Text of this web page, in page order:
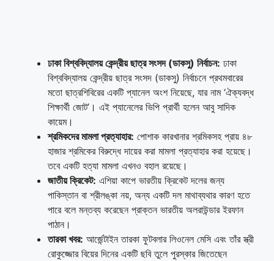
ঢাকা বিশ্ববিদ্যালয় কেন্দ্রীয় ছাত্র সংসদ (ডাকসু) নির্বাচন: ঢাকা
বিশ্ববিদ্যালয় কেন্দ্রীয় ছাত্র সংসদ (ডাকসু) নির্বাচনে প্রথমবারের
মতো ছাত্রশিবিরের একটি প্যানেল অংশ নিয়েছে, যার নাম ‘ঐক্যবদ্ধ
শিক্ষার্থী জোট’। এই প্যানেলের ভিপি প্রার্থী হলেন আবু সাদিক
কায়েম।
শ্রমিকদের মামলা প্রত্যাহার: পোশাক কারখানার শ্রমিকসহ প্রায় ৪৮
হাজার শ্রমিকের বিরুদ্ধে দায়ের করা মামলা প্রত্যাহার করা হয়েছে।
তবে একটি হত্যা মামলা এখনও বহাল রয়েছে।
জাতীয় ক্রিকেট: এশিয়া কাপে ভারতীয় ক্রিকেট দলের জন্য
পাকিস্তান বা শ্রীলঙ্কা নয়, অন্য একটি দল মাথাব্যথার কারণ হতে
পারে বলে মন্তব্য করেছেন প্রাক্তন ভারতীয় অলরাউন্ডার ইরফান
পাঠান।
তারকা খবর: আর্জেন্টাইন তারকা ফুটবলার লিওনেল মেসি এবং তাঁর স্ত্রী
রোকুজ্জোর বিয়ের দিনের একটি ছবি তুলে পুরস্কার জিতেছেন